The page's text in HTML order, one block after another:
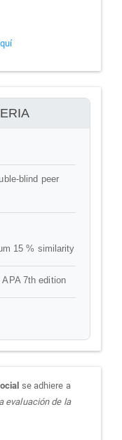
blind peer
15 % similarity
APA 7th edition
se adhiere a
evaluación de la